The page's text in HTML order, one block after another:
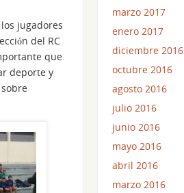
jugadores
del RC
que
deporte y
marzo 2017
enero 2017
diciembre 2016
octubre 2016
agosto 2016
julio 2016
junio 2016
mayo 2016
abril 2016
marzo 2016